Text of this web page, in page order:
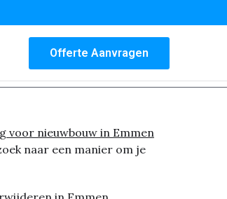
Offerte Aanvragen
voor nieuwbouw in Emmen
naar een manier om je